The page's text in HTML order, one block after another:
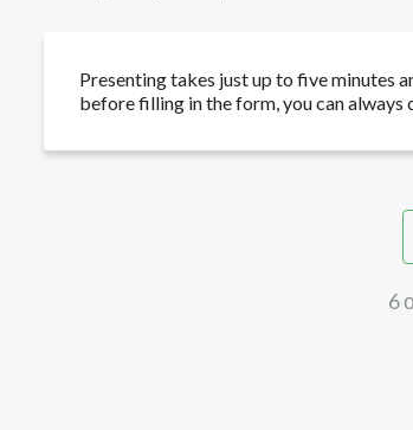
Presenting takes just up to five minutes
before filling in the form, you can
6